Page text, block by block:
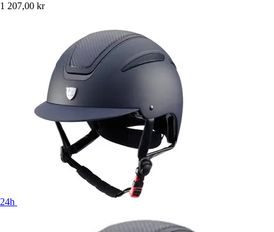
1 207,00 kr
24h